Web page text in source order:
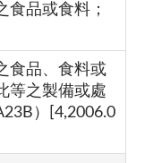
食品或食料；
食品、食料或
等之製備或處
）[4,2006.0